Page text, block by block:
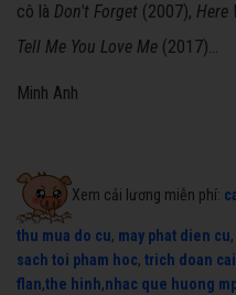
cô là Don't Forget (2007), Here
Tell Me You Love Me (2017)...
Minh Anh
Xem cải lương miễn phí:
thu mua do cu, may phat dien cu,
sach toi pham hoc, trich doan
flan,the hinh,nhac que huong